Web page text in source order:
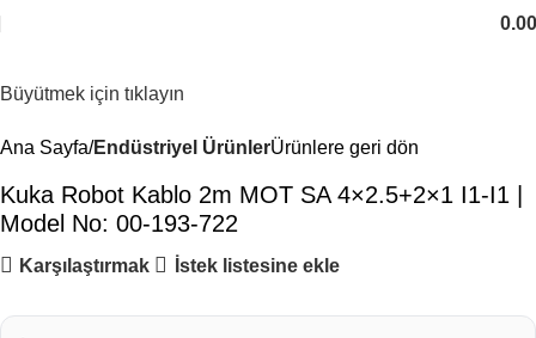
0.00
Büyütmek için tıklayın
Ana Sayfa Endüstriyel ÜrünlerÜrünlere geri dön
Kuka Robot Kablo 2m MOT SA 4×2.5+2×1 I1-I1 |
Model No: 00-193-722
Karşılaştırmak İstek listesine ekle